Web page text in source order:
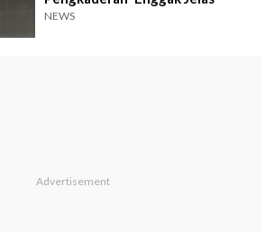
NEWS